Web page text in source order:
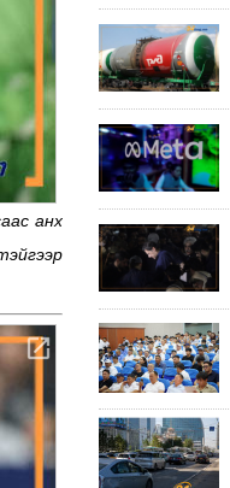
анх